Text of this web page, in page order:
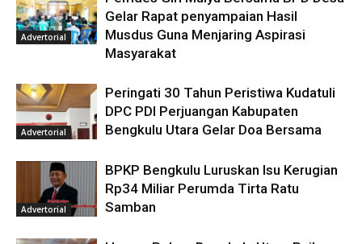
Advertorial
Gelar Rapat penyampaian Hasil
Musdus Guna Menjaring Aspirasi
Masyarakat
Advertorial
Peringati 30 Tahun Peristiwa Kudatuli
DPC PDI Perjuangan Kabupaten
Bengkulu Utara Gelar Doa Bersama
Advertorial
BPKP Bengkulu Luruskan Isu Kerugian
Rp34 Miliar Perumda Tirta Ratu
Samban